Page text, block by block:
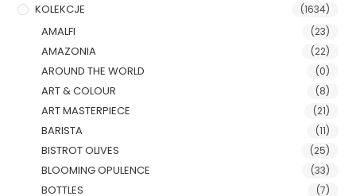
KOLEKCJE (1634)
AMALFI (23)
AMAZONIA (22)
AROUND THE WORLD (0)
ART & COLOUR (8)
ART MASTERPIECE (21)
BARISTA (11)
BISTROT OLIVES (25)
BLOOMING OPULENCE (33)
BOTTLES (7)